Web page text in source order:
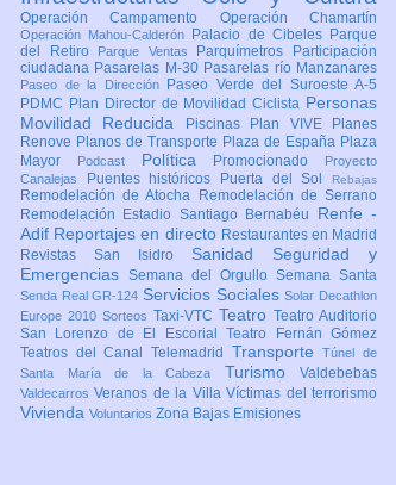
Operación Campamento Operación Chamartín
Operación Mahou-Calderón Palacio de Cibeles Parque
del Retiro
Parque Ventas Parquímetros
Participación
ciudadana Pasarelas M-30 Pasarelas río Manzanares
Paseo de la Dirección
Paseo Verde del Suroeste A-5
PDMC Plan Director de Movilidad Ciclista Personas
Movilidad Reducida
Piscinas Plan VIVE
Planes
Renove Planos de Transporte Plaza de España Plaza
Mayor
Podcast Política Promocionado
Proyecto
Canalejas
Puentes históricos Puerta del Sol Rebajas
Remodelación de Atocha
Remodelación de Serrano
Remodelación Estadio Santiago Bernabéu Renfe -
Adif Reportajes en directo Restaurantes en Madrid
Revistas San Isidro Sanidad Seguridad y
Emergencias Semana del Orgullo Semana Santa
Senda Real GR-124 Servicios SocialesSolar Decathlon
Europe 2010 Sorteos Taxi-VTC Teatro Teatro Auditorio
San Lorenzo de El EscorialTeatro Fernán Gómez
Teatros del Canal Telemadrid TransporteTúnel de
Santa María de la Cabeza Turismo Valdebebas
ValdecarrosVeranos de la VillaVíctimas del terrorismo
Vivienda Voluntarios Zona Bajas Emisiones